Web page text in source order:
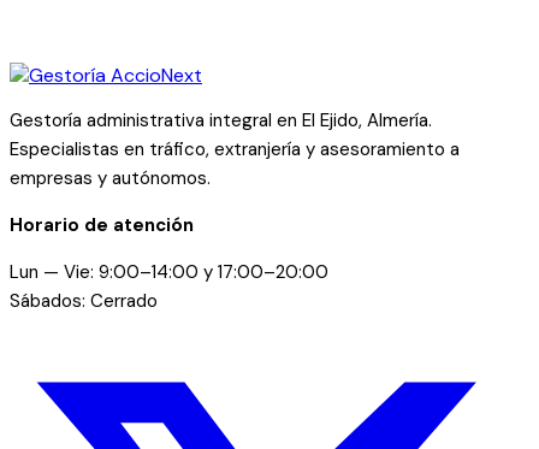
Gestoría administrativa integral en El Ejido, Almería.
Especialistas en tráfico, extranjería y asesoramiento a
empresas y autónomos.
Horario de atención
Lun — Vie: 9:00–14:00 y 17:00–20:00
Sábados: Cerrado